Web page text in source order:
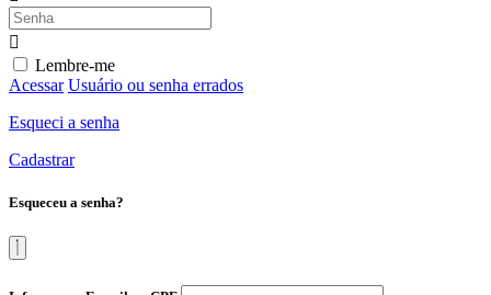
Lembre-me
Acessar Usuário ou senha errados
Esqueci a senha
Cadastrar
Esqueceu a senha?